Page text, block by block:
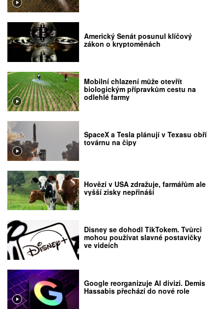
Americký Senát posunul klíčový
zákon o kryptoměnách
Mobilní chlazení může otevřít
biologickým přípravkům cestu na
odlehlé farmy
SpaceX a Tesla plánují v Texasu obří
továrnu na čipy
Hovězí v USA zdražuje, farmářům ale
vyšší zisky nepřináší
Disney se dohodl TikTokem. Tvůrci
mohou používat slavné postavičky
ve videích
Google reorganizuje AI divizi. Demis
Hassabis přechází do nové role